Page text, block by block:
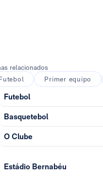
relacionados
Primer equipo
Futebol
Basquetebol
O Clube
Estádio Bernabéu